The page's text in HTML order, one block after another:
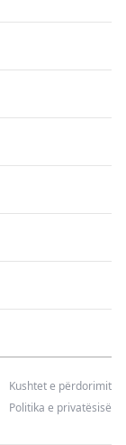
Kushtet e përdorimit
Politika e privatësisë